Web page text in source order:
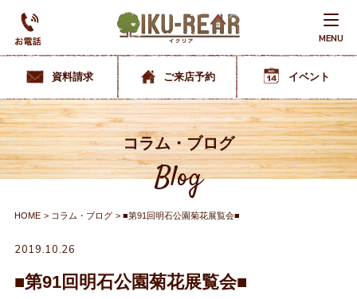
MENU
資料請求 ご来店予約 イベント
コラム・ブログ
Blog
HOME コラム・ブログ ■第91回明石公園菊花展覧会■
2019.10.26
■第91回明石公園菊花展覧会■